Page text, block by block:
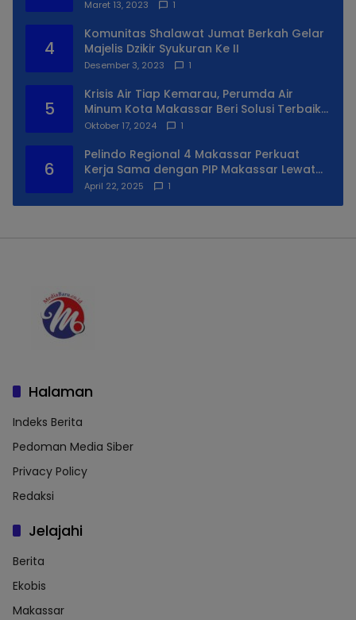
Maret 13, 2023 1
4
Komunitas Shalawat Jumat Berkah Gelar
Majelis Dzikir Syukuran Ke II
Desember 3, 2023 1
5
Krisis Air Tiap Kemarau, Perumda Air
Minum Kota Makassar Beri Solusi Terbaik
Untuk Daerah Utara Kota
Oktober 17, 2024 1
6
Pelindo Regional 4 Makassar Perkuat
Kerja Sama dengan PIP Makassar Lewat
Praktek Lapangan
April 22, 2025 1
Halaman
Indeks Berita
Pedoman Media Siber
Privacy Policy
Redaksi
Jelajahi
Berita
Ekobis
Makassar